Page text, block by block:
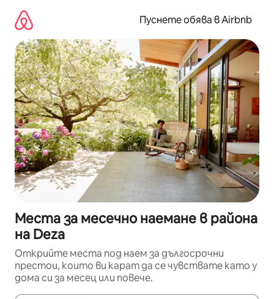
съдържанието
Пуснете обява в Airbnb
Места за месечно наемане в района
на Deza
Открийте места под наем за дългосрочни
престои, които ви карат да се чувствате като у
дома си за месец или повече.